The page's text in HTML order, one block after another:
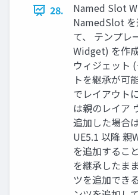
28.
Named Slot
NamedSlot を
て、 テンプレ
Widget) を作
ウィジェット
トを継承が可
でレイアウト
は親のレイア
追加した場合
UE5.1 以降
を追加するこ
を継承したま
ツを追加でき